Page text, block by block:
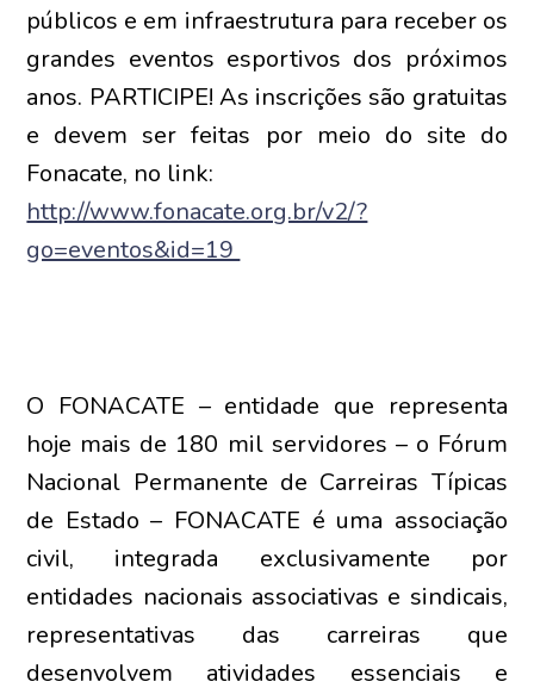
públicos e em infraestrutura para receber os
grandes eventos esportivos dos próximos
anos. PARTICIPE! As inscrições são gratuitas
e devem ser feitas por meio do site do
Fonacate, no link:
http://www.fonacate.org.br/v2/?
go=eventos&id=19
O FONACATE – entidade que representa
hoje mais de 180 mil servidores – o Fórum
Nacional Permanente de Carreiras Típicas
de Estado – FONACATE é uma associação
civil, integrada exclusivamente por
entidades nacionais associativas e sindicais,
representativas das carreiras que
desenvolvem atividades essenciais e